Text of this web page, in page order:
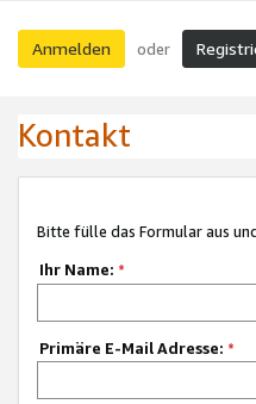
Anmelden oder
Kontakt
Bitte fülle das Formular aus
Ihr Name: *
Primäre E-Mail Adresse: *